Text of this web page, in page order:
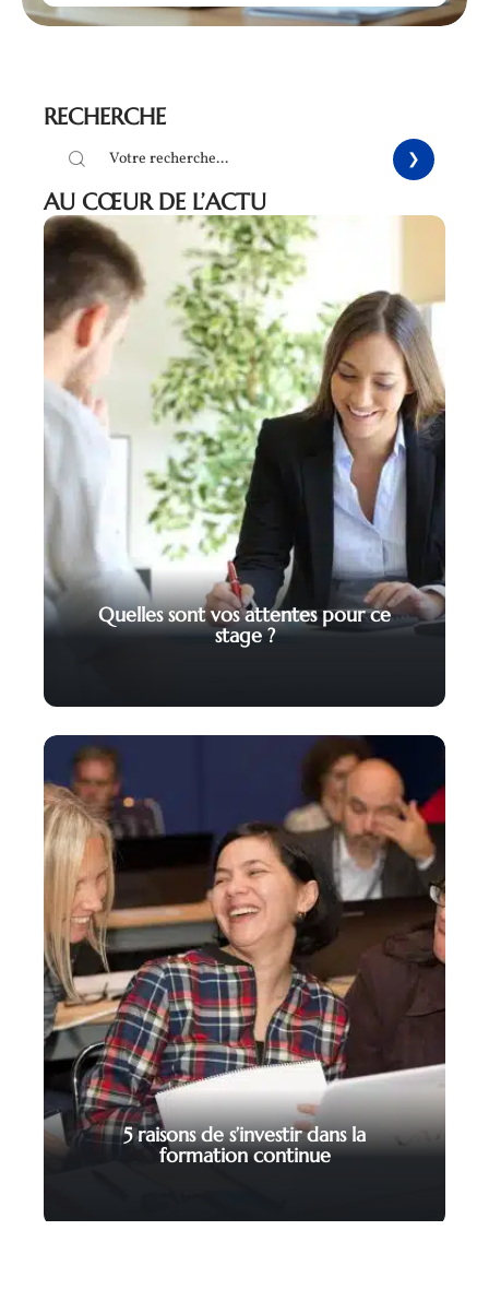
RECHERCHE
AU CŒUR DE L’ACTU
Quelles sont vos attentes pour ce
stage ?
5 raisons de s’investir dans la
formation continue